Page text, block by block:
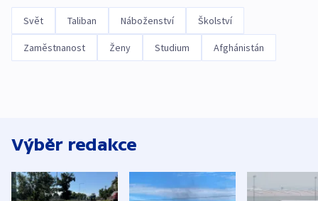
Svět Taliban Náboženství Školství
Zaměstnanost Ženy Studium Afghánistán
Výběr redakce